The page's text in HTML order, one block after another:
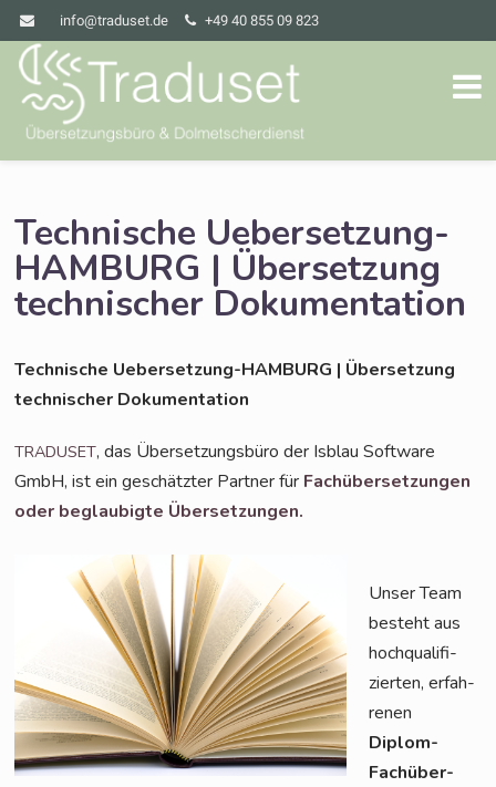
info@traduset.de +49 40 855 09 823
Technische Uebersetzung-
HAMBURG | Übersetzung
technischer Dokumentation
Tech­ni­sche Ueber­set­zung-HAM­BURG | Über­set­zung
tech­ni­scher Dokumentation
TRADUSET, das Über­set­zungs­bü­ro der Isblau Soft­ware
GmbH, ist ein geschätz­ter Part­ner für Fach­über­set­zun­gen
oder beglau­big­te Übersetzungen.
Unser Team
besteht aus
hoch­qua­li­fi­
zier­ten, erfah­
re­nen
Diplom-
Fach­über­